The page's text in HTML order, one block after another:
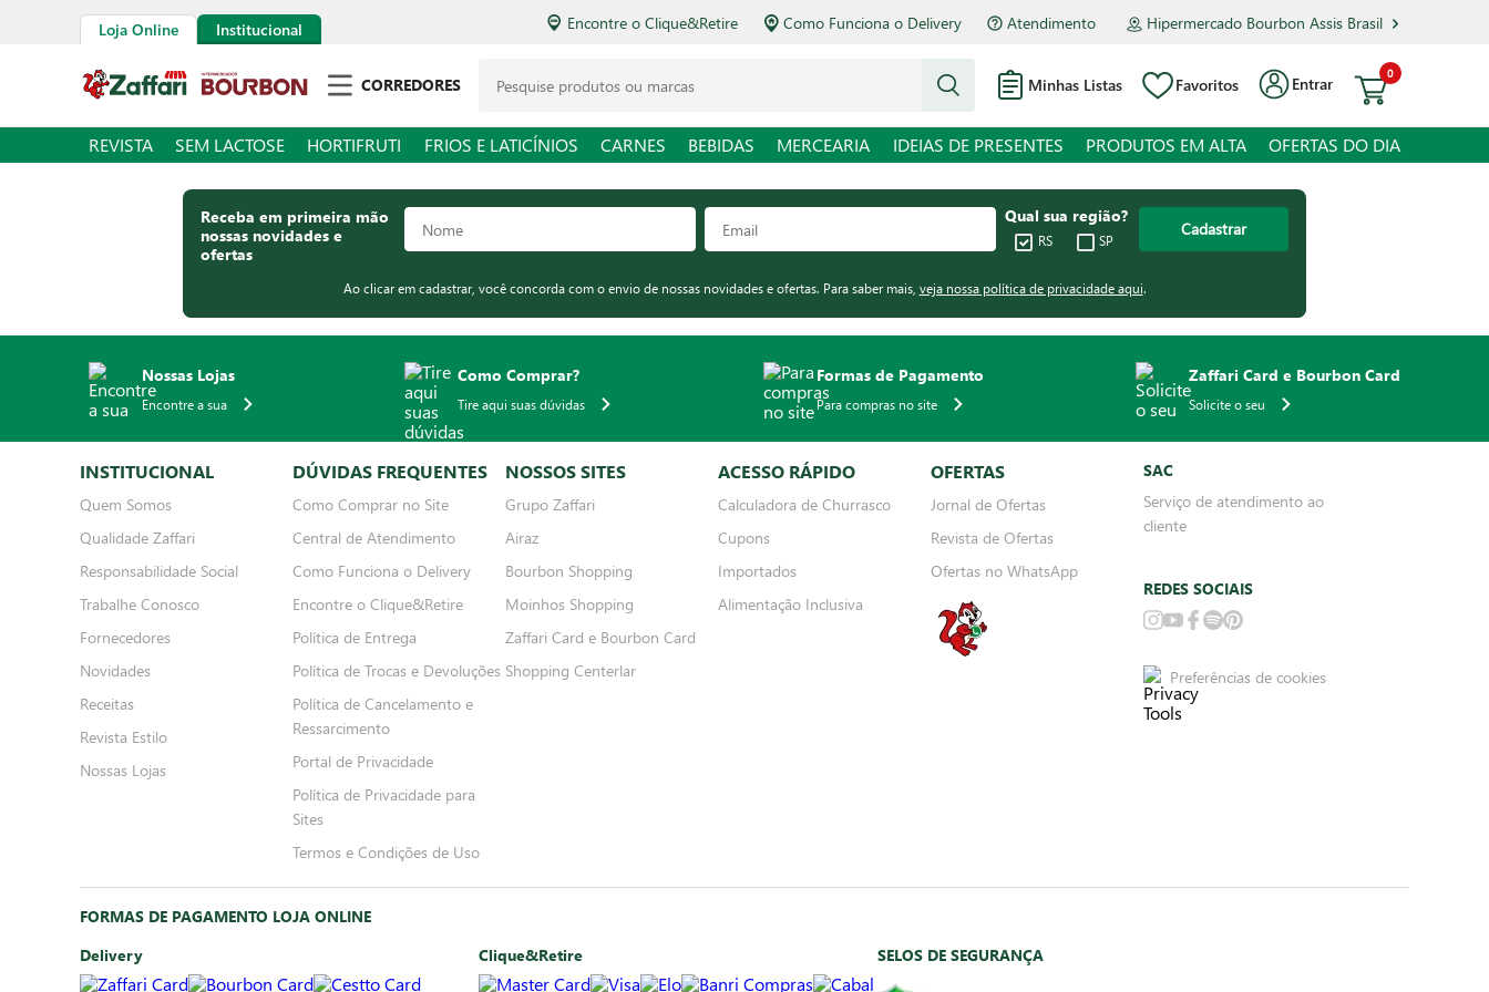
Loja Online Institucional Encontre o Clique&Retire Como Funciona o Delivery Atendimento Hipermercado Bourbon Assis Brasil
CORREDORES Minhas Listas Favoritos Entrar
0
REVISTA SEM LACTOSE HORTIFRUTI FRIOS E LATICÍNIOS CARNES BEBIDAS MERCEARIA IDEIAS DE PRESENTES PRODUTOS EM ALTA OFERTAS DO DIA
Receba em primeira mão
nossas novidades e
ofertas
Qual sua região?
RS SP
Cadastrar
Ao clicar em cadastrar, você concorda com o envio de nossas novidades e ofertas. Para saber mais, veja nossa política de privacidade aqui.
Nossas Lojas
Encontre a sua
Como Comprar?
Tire aqui suas dúvidas
Formas de Pagamento
Para compras no site
Zaffari Card e Bourbon Card
Solicite o seu
INSTITUCIONAL
Quem Somos
Qualidade Zaffari
Responsabilidade Social
Trabalhe Conosco
Fornecedores
Novidades
Receitas
Revista Estilo
Nossas Lojas
DÚVIDAS FREQUENTES
Como Comprar no Site
Central de Atendimento
Como Funciona o Delivery
Encontre o Clique&Retire
Política de Entrega
Política de Trocas e Devoluções
Política de Cancelamento e
Ressarcimento
Portal de Privacidade
Política de Privacidade para
Sites
Termos e Condições de Uso
NOSSOS SITES
Grupo Zaffari
Airaz
Bourbon Shopping
Moinhos Shopping
Zaffari Card e Bourbon Card
Shopping Centerlar
ACESSO RÁPIDO
Calculadora de Churrasco
Cupons
Importados
Alimentação Inclusiva
OFERTAS
Jornal de Ofertas
Revista de Ofertas
Ofertas no WhatsApp
SAC
Serviço de atendimento ao
cliente
REDES SOCIAIS
Preferências de cookies
FORMAS DE PAGAMENTO LOJA ONLINE
Delivery
Clique&Retire SELOS DE SEGURANÇA